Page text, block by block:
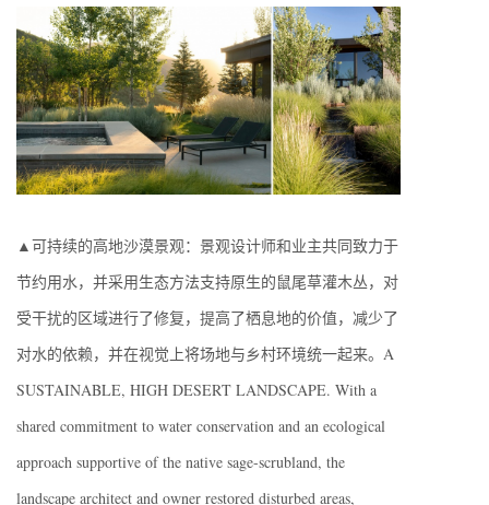
▲可持续的高地沙漠景观：景观设计师和业主共同致力于
节约用水，并采用生态方法支持原生的鼠尾草灌木丛，对
受干扰的区域进行了修复，提高了栖息地的价值，减少了
对水的依赖，并在视觉上将场地与乡村环境统一起来。A
SUSTAINABLE, HIGH DESERT LANDSCAPE. With a
shared commitment to water conservation and an ecological
approach supportive of the native sage-scrubland, the
landscape architect and owner restored disturbed areas,